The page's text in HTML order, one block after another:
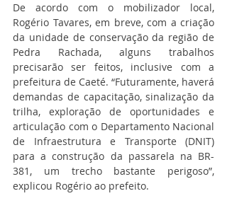
De acordo com o mobilizador local,
Rogério Tavares, em breve, com a criação
da unidade de conservação da região de
Pedra Rachada, alguns trabalhos
precisarão ser feitos, inclusive com a
prefeitura de Caeté. “Futuramente, haverá
demandas de capacitação, sinalização da
trilha, exploração de oportunidades e
articulação com o Departamento Nacional
de Infraestrutura e Transporte (DNIT)
para a construção da passarela na BR-
381, um trecho bastante perigoso”,
explicou Rogério ao prefeito.